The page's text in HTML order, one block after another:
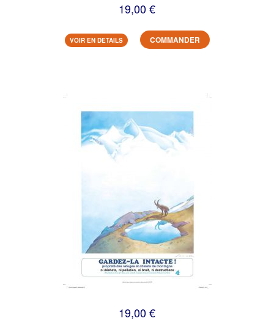
19,00 €
VOIR EN DETAILS COMMANDER
19,00 €